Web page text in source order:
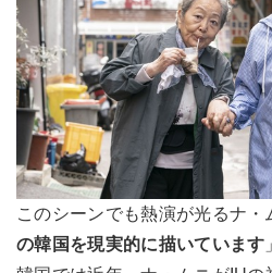
このシーンでも熱演が光るナ・
の韓国を現実的に描いています